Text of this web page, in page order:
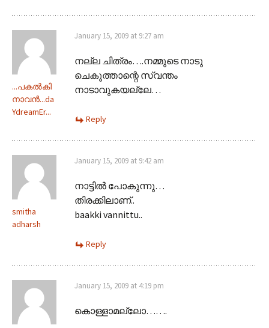
...പകല്‍കി
നാവന്‍...da
YdreamEr...
January 15, 2009 at 9:27 am
നല്ല ചിത്രം….നമ്മുടെ നാടു
ചെകുത്താന്റെ സ്വന്തം
നാടാവുകയല്ലേ…
Reply
smitha
adharsh
January 15, 2009 at 9:42 am
നാട്ടില്‍ പോകുന്നു…
തിരക്കിലാണ്..
baakki vannittu..
Reply
January 15, 2009 at 4:19 pm
കൊള്ളാമല്ലോ…….